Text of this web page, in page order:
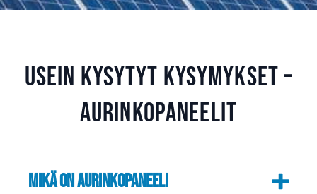
Usein kysytyt kysymykset –
aurinkopaneelit
Mikä on aurinkopaneeli